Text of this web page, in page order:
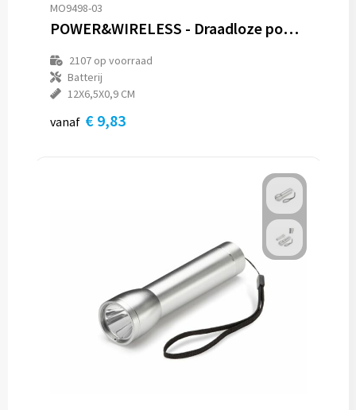
MO9498-03
POWER&WIRELESS - Draadloze powerbank
2107op voorraad
Batterij
12X6,5X0,9 CM
vanaf € 9,83